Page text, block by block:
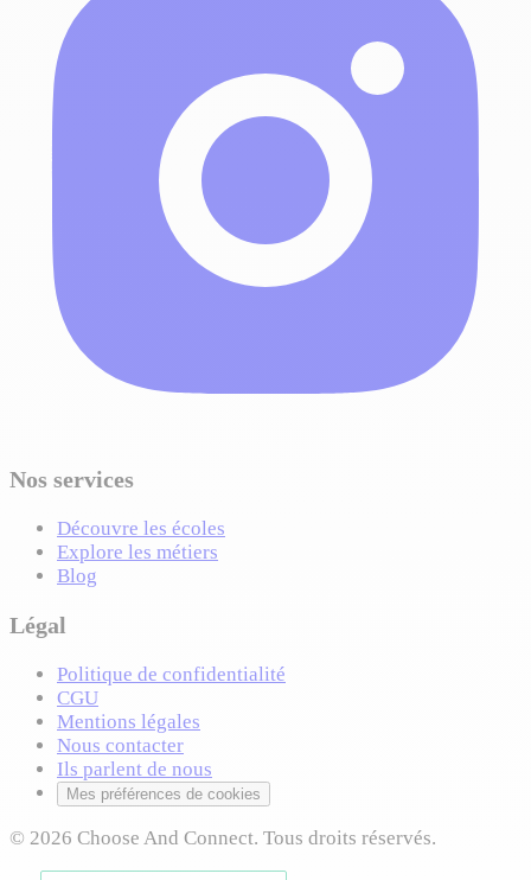
Nos services
Découvre les écoles
Explore les métiers
Blog
Légal
Politique de confidentialité
CGU
Mentions légales
Nous contacter
Ils parlent de nous
Mes préférences de cookies
© 2026 Choose And Connect. Tous droits réservés.